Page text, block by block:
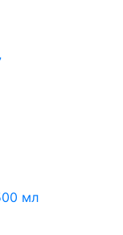
мл